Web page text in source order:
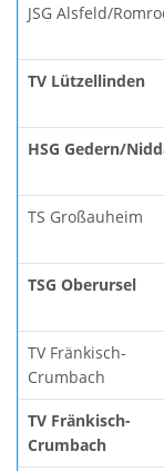
JSG Alsfeld/
TV Lützellinden
HSG Gedern/
TS Großauheim
TSG Oberursel
TV Fränkisch-
Crumbach
TV Fränkisch-
Crumbach